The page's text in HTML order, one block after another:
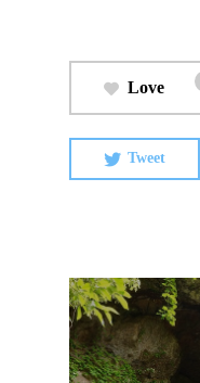
Love
Tweet